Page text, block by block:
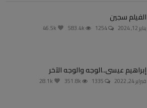
الفيلم سجين
يناير 12, 2024
إبراهيم عيسى..الوجه والوجه الآخر
فبراير 24, 2022